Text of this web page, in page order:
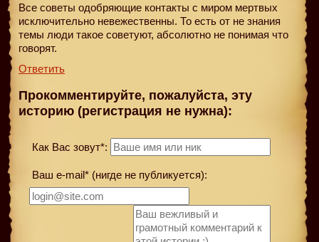
Все советы одобряющие контакты с миром мертвых
исключительно невежественны. То есть от не знания
темы люди такое советуют, абсолютно не понимая что
говорят.
Ответить
Прокомментируйте, пожалуйста, эту
историю (регистрация не нужна):
Как Вас зовут*:
Ваш e-mail* (нигде не публикуется):